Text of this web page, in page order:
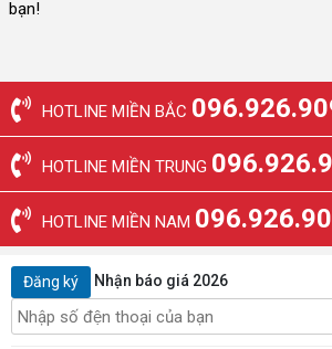
bạn!
HOTLINE MIỀN BẮC
HOTLINE MIỀN TRUNG
HOTLINE MIỀN NAM
Đăng ký Nhận báo giá 2026